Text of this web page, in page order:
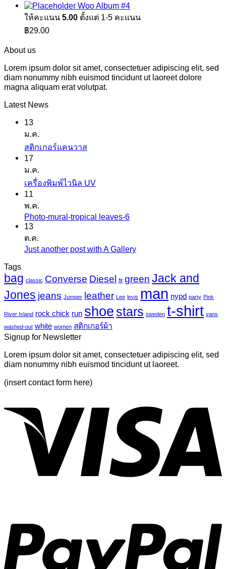
Woo Album #4
ให้คะแนน 5.00 ตั้งแต่ 1-5 คะแนน
฿29.00
About us
Lorem ipsum dolor sit amet, consectetuer adipiscing elit, sed
diam nonummy nibh euismod tincidunt ut laoreet dolore
magna aliquam erat volutpat.
Latest News
13
ม.ค.
สติกเกอร์แคนวาสไม่มี
บน
นวาส
17
ม.ค.
เครื่องพิมพ์ไวนิล UVไม่มี
บน
ไว
11
พ.ค.
Photo-mural-tropical leaves-6ไม่มี
mural-
tropical
leaves-
13
ต.ค.
Just another post with A Galleryไม่มี
เห็น
บน
Just
another
post
Tags
bag classic Converse Diesel fit green Jack and
Jones jeans Jumper leather Lee levis man nypd party Pink
River Island rock chick run shoe stars sweden t-shirt vans
washed-out white women สติกเกอร์ผ้า
Signup for Newsletter
Lorem ipsum dolor sit amet, consectetuer adipiscing elit, sed
diam nonummy nibh euismod tincidunt ut laoreet.
(insert contact form here)